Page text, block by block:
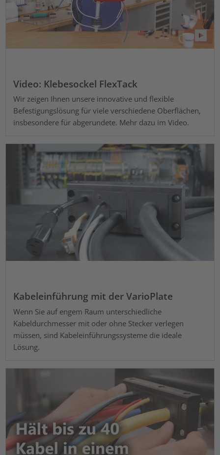
Video: Klebesockel FlexTack
Wir zeigen Ihnen unsere innovative und flexible
Befestigungslösung für viele verschiedene Oberflächen,
insbesondere für abgerundete. Mehr dazu im Video.
Kabeleinführung mit der VarioPlate
Wenn Sie auf engem Raum unterschiedliche
Kabeldurchmesser mit oder ohne Stecker verlegen
müssen, sind Kabeleinführungssysteme die ideale
Lösung.